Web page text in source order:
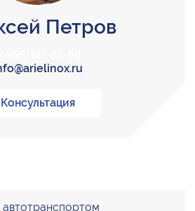
Петров
Консультация
автотранспортом